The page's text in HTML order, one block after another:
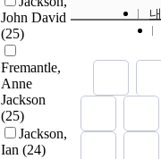
John David
(25)
Fremantle,
Anne
Jackson
(25)
Jackson,
Ian (24)